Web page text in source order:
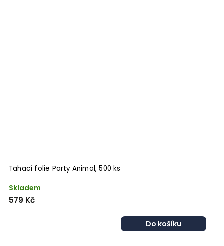
Tahací folie Party Animal, 500 ks
Skladem
579 Kč
Do košíku